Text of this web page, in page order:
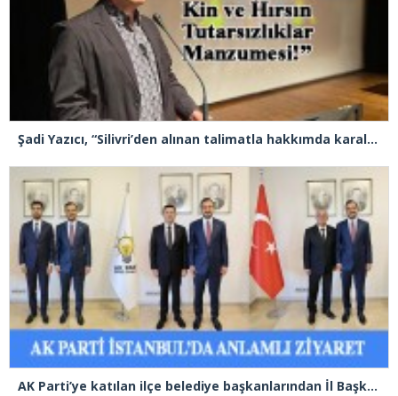
Şadi Yazıcı, “Silivri’den alınan talimatla hakkımda karalama kampanyası yürütülüyor”
AK Parti’ye katılan ilçe belediye başkanlarından İl Başkanı Özdemir’e ziyaret